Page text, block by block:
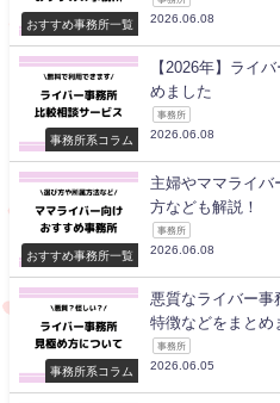
おすすめ事務所一覧 2026.06.08
事務所系コラム
【2026年】ライ
めました
事務所
2026.06.08
おすすめ事務所一覧
主婦やママライバ
方なども解説！
事務所
2026.06.08
事務所系コラム
悪質なライバー事
特徴などをまとめ
事務所
2026.06.05